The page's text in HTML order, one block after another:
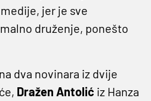
jer je sve
druženje, ponešto
dva novinara iz dvije
Dražen Antolić iz Hanza